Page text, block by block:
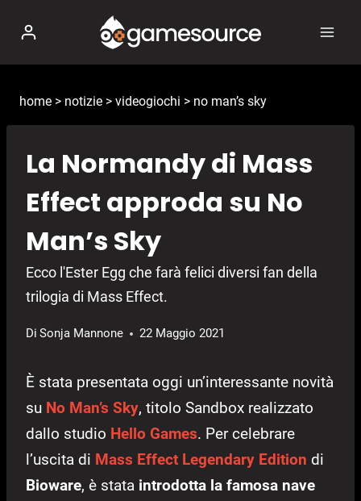
contenuto
home > notizie > videogiochi > no man’s sky
La Normandy di Mass
Effect approda su No
Man’s Sky
Ecco l'Ester Egg che farà felici diversi fan della
trilogia di Mass Effect.
Di Sonja Mannone 22 Maggio 2021
È stata presentata oggi un’interessante novità
su No Man’s Sky, titolo Sandbox realizzato
dallo studio Hello Games. Per celebrare
l’uscita di Mass Effect Legendary Edition di
Bioware, è stata introdotta la famosa nave